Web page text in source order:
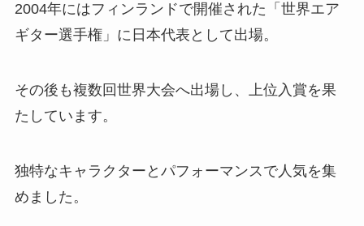
2004年にはフィンランドで開催された「世界エア
ギター選手権」に日本代表として出場。
その後も複数回世界大会へ出場し、上位入賞を果
たしています。
独特なキャラクターとパフォーマンスで人気を集
めました。